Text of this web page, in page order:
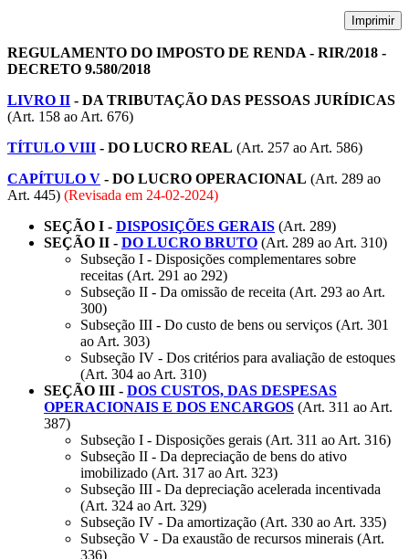
Imprimir
REGULAMENTO DO IMPOSTO DE RENDA - RIR/2018 -
DECRETO 9.580/2018
LIVRO II - DA TRIBUTAÇÃO DAS PESSOAS JURÍDICAS
(Art. 158 ao Art. 676)
TÍTULO VIII - DO LUCRO REAL (Art. 257 ao Art. 586)
CAPÍTULO V - DO LUCRO OPERACIONAL (Art. 289 ao
Art. 445) (Revisada em 24-02-2024)
SEÇÃO I - DISPOSIÇÕES GERAIS (Art. 289)
SEÇÃO II - DO LUCRO BRUTO (Art. 289 ao Art. 310)
Subseção I - Disposições complementares sobre
receitas (Art. 291 ao 292)
Subseção II - Da omissão de receita (Art. 293 ao Art.
300)
Subseção III - Do custo de bens ou serviços (Art. 301
ao Art. 303)
Subseção IV - Dos critérios para avaliação de estoques
(Art. 304 ao Art. 310)
SEÇÃO III - DOS CUSTOS, DAS DESPESAS
OPERACIONAIS E DOS ENCARGOS (Art. 311 ao Art.
387)
Subseção I - Disposições gerais (Art. 311 ao Art. 316)
Subseção II - Da depreciação de bens do ativo
imobilizado (Art. 317 ao Art. 323)
Subseção III - Da depreciação acelerada incentivada
(Art. 324 ao Art. 329)
Subseção IV - Da amortização (Art. 330 ao Art. 335)
Subseção V - Da exaustão de recursos minerais (Art.
336)